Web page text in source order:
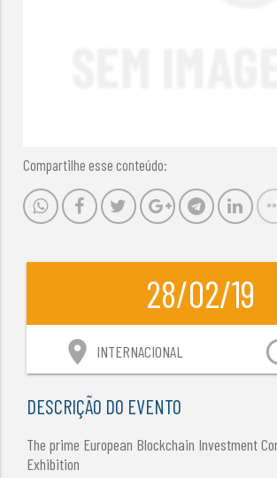
Compartilhe esse conteúdo:
28/02/19
location_on INTERNACIONAL
DESCRIÇÃO DO EVENTO
The prime European Blockchain Investment
Exhibition